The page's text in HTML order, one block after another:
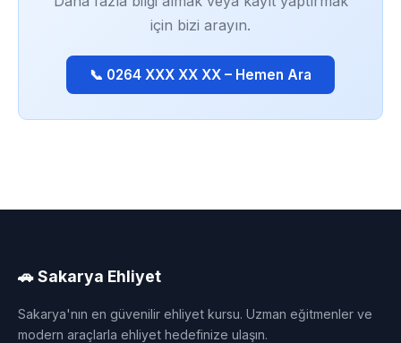
için bizi arayın.
📞 0264 XXX XX XX – Hemen Ara
🚗 Sakarya Ehliyet
Sakarya'nın en güvenilir ehliyet kursu. Uzman eğitmenler ve
modern araçlarla ehliyet hedefinize ulaşın.